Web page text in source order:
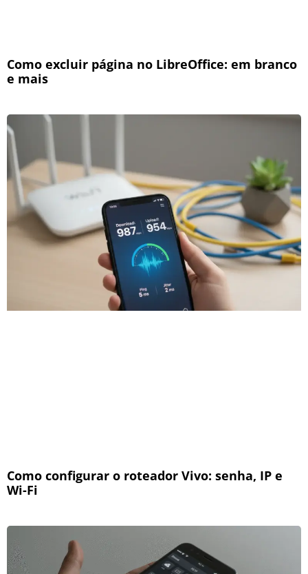
Como excluir página no LibreOffice: em branco
e mais
Como configurar o roteador Vivo: senha, IP e
Wi-Fi